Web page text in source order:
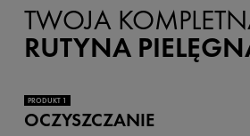
TWOJA
RUTYNA
PRODUKT 1
OCZYSZCZANIE